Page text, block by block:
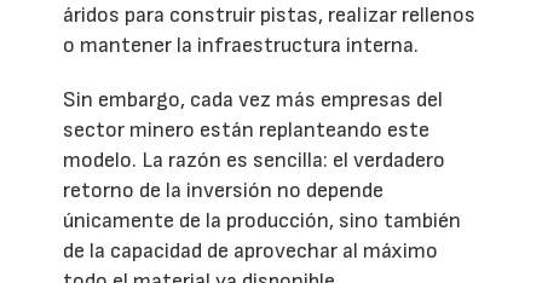
áridos para construir pistas, realizar rellenos
o mantener la infraestructura interna.
Sin embargo, cada vez más empresas del
sector minero están replanteando este
modelo. La razón es sencilla: el verdadero
retorno de la inversión no depende
únicamente de la producción, sino también
de la capacidad de aprovechar al máximo